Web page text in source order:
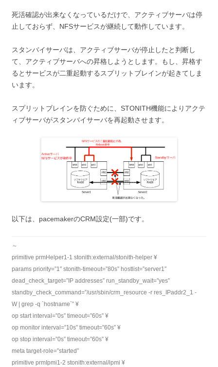
死活確認が出来なくなっているだけで、アクティブサーバは停
止しておらず、NFSサービスが継続して動作しています。
スタンバイサーバは、アクティブサーバが停止したと判断し
て、アクティブサーバへの昇格しようとします。もし、昇格す
るとサービスが二重起動するスプリットブレインが起きてしま
います。
スプリットブレインを防ぐために、STONITH機能によりアクテ
ィブサーバがスタンバイサーバを再起動させます。
以下は、pacemakerのCRM設定(一部)です。
～
primitive prmHelper1-1 stonith:external/stonith-helper ¥
params priority=”1″ stonith-timeout=”80s” hostlist=”server1″
dead_check_target=”IP addresses” run_standby_wait=”yes”
standby_check_command=”/usr/sbin/crm_resource -r res_IPaddr2_1 -
W | grep -q `hostname`” ¥
op start interval=”0s” timeout=”60s” ¥
op monitor interval=”10s” timeout=”60s” ¥
op stop interval=”0s” timeout=”60s” ¥
meta target-role=”started”
primitive prmIpmi1-2 stonith:external/ipmi ¥